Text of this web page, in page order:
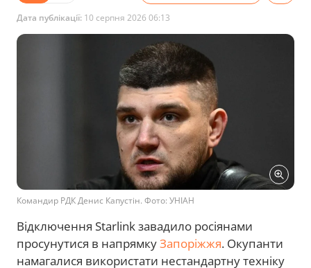
Дата публікації: 10 серпня 2026 06:13
Командир РДК Денис Капустін. Фото: УНІАН
Відключення Starlink завадило росіянами
просунутися в напрямкуЗапоріжжя. Окупанти
намагалися використати нестандартну техніку